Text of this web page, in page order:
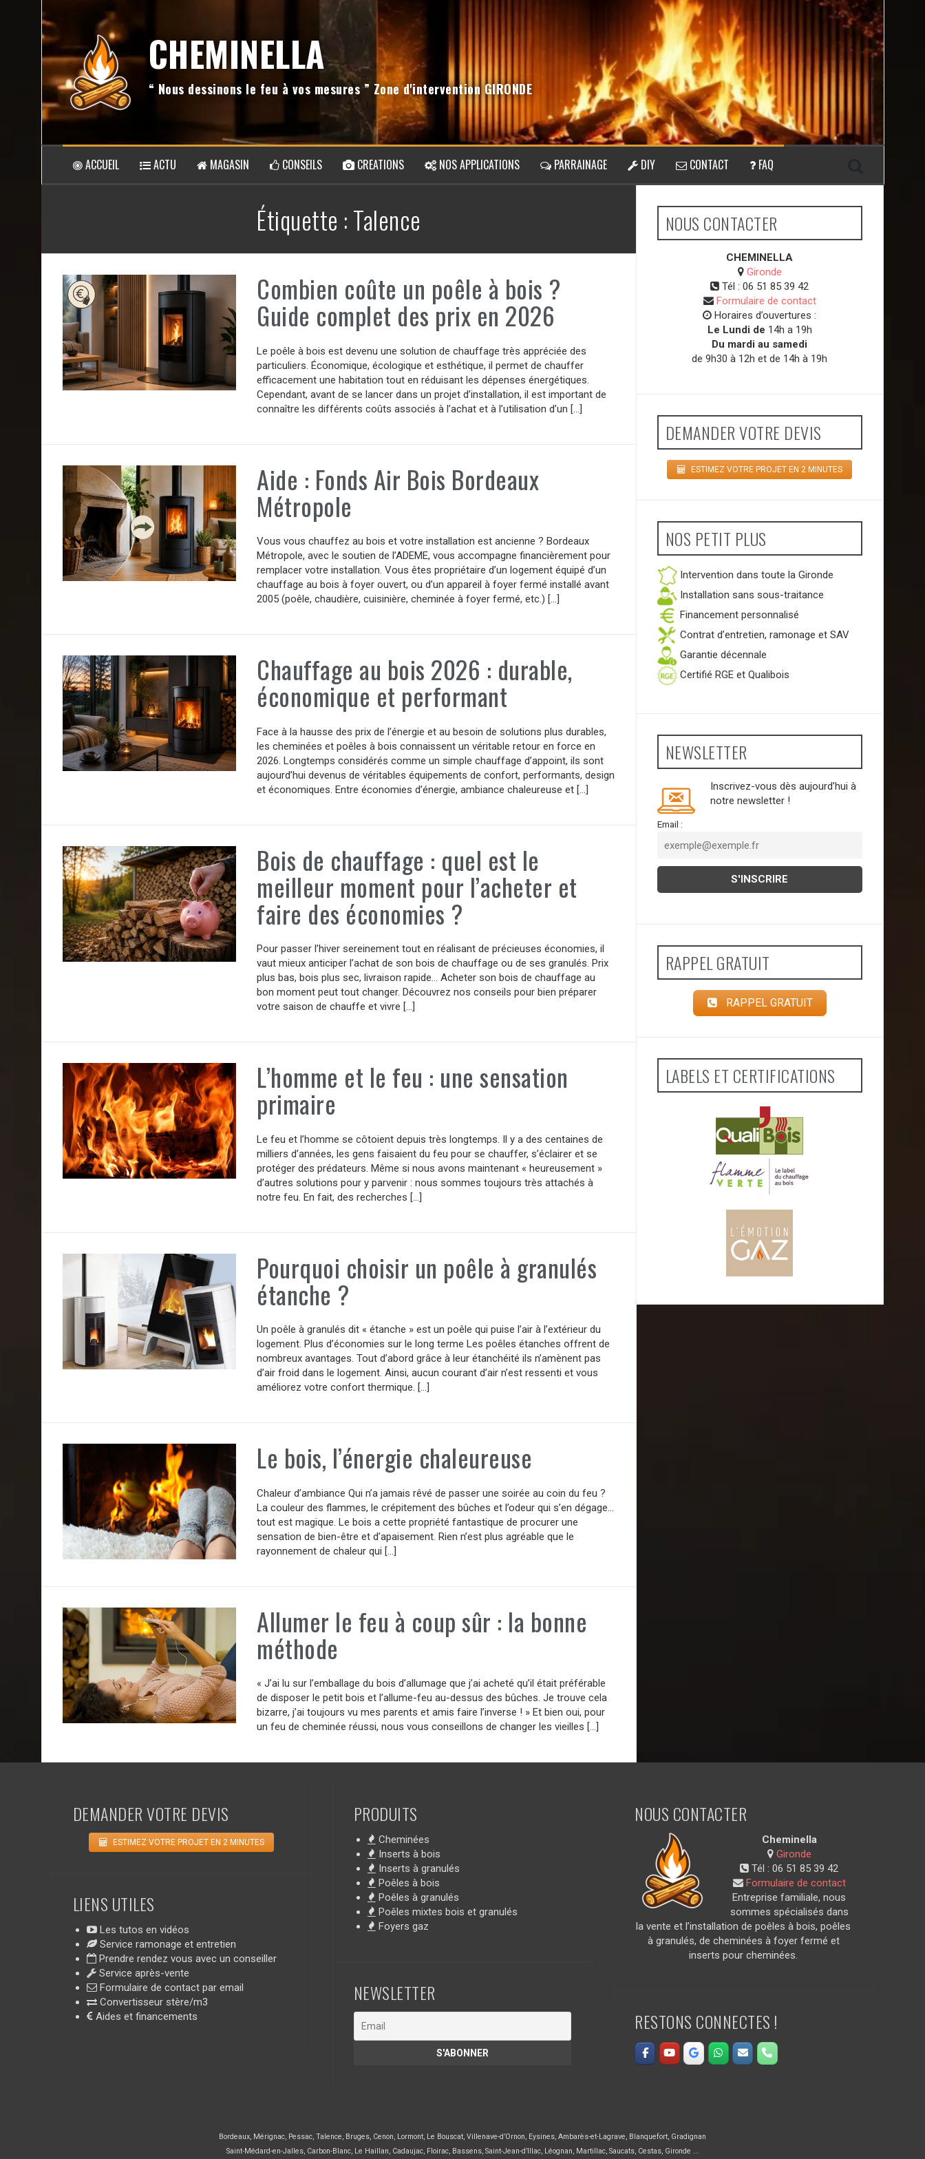
CHEMINELLA
“ Nous dessinons le feu à vos mesures ” Zone d'intervention GIRONDE
ACCUEIL ACTU MAGASIN CONSEILS CREATIONS NOS APPLICATIONS PARRAINAGE DIY CONTACT FAQ
Étiquette :Talence
Combien coûte un poêle à bois ?
Guide complet des prix en 2026
Le poêle à bois est devenu une solution de chauffage très appréciée des
particuliers. Économique, écologique et esthétique, il permet de chauffer
efficacement une habitation tout en réduisant les dépenses énergétiques.
Cependant, avant de se lancer dans un projet d’installation, il est important de
connaître les différents coûts associés à l’achat et à l’utilisation d’un […]
Aide : Fonds Air Bois Bordeaux
Métropole
Vous vous chauffez au bois et votre installation est ancienne ? Bordeaux
Métropole, avec le soutien de l’ADEME, vous accompagne financièrement pour
remplacer votre installation. Vous êtes propriétaire d’un logement équipé d’un
chauffage au bois à foyer ouvert, ou d’un appareil à foyer fermé installé avant
2005 (poêle, chaudière, cuisinière, cheminée à foyer fermé, etc.) […]
Chauffage au bois 2026 : durable,
économique et performant
Face à la hausse des prix de l’énergie et au besoin de solutions plus durables,
les cheminées et poêles à bois connaissent un véritable retour en force en
2026. Longtemps considérés comme un simple chauffage d’appoint, ils sont
aujourd’hui devenus de véritables équipements de confort, performants, design
et économiques. Entre économies d’énergie, ambiance chaleureuse et […]
Bois de chauffage : quel est le
meilleur moment pour l’acheter et
faire des économies ?
Pour passer l’hiver sereinement tout en réalisant de précieuses économies, il
vaut mieux anticiper l’achat de son bois de chauffage ou de ses granulés. Prix
plus bas, bois plus sec, livraison rapide… Acheter son bois de chauffage au
bon moment peut tout changer. Découvrez nos conseils pour bien préparer
votre saison de chauffe et vivre […]
L’homme et le feu : une sensation
primaire
Le feu et l’homme se côtoient depuis très longtemps. Il y a des centaines de
milliers d’années, les gens faisaient du feu pour se chauffer, s’éclairer et se
protéger des prédateurs. Même si nous avons maintenant « heureusement »
d’autres solutions pour y parvenir : nous sommes toujours très attachés à
notre feu. En fait, des recherches […]
Pourquoi choisir un poêle à granulés
étanche ?
Un poêle à granulés dit « étanche » est un poêle qui puise l’air à l’extérieur du
logement. Plus d’économies sur le long terme Les poêles étanches offrent de
nombreux avantages. Tout d’abord grâce à leur étanchéité ils n’amènent pas
d’air froid dans le logement. Ainsi, aucun courant d’air n’est ressenti et vous
améliorez votre confort thermique. […]
Le bois, l’énergie chaleureuse
Chaleur d’ambiance Qui n’a jamais rêvé de passer une soirée au coin du feu ?
La couleur des flammes, le crépitement des bûches et l’odeur qui s’en dégage…
tout est magique. Le bois a cette propriété fantastique de procurer une
sensation de bien-être et d’apaisement. Rien n’est plus agréable que le
rayonnement de chaleur qui […]
Allumer le feu à coup sûr : la bonne
méthode
« J’ai lu sur l’emballage du bois d’allumage que j’ai acheté qu’il était préférable
de disposer le petit bois et l’allume-feu au-dessus des bûches. Je trouve cela
bizarre, j’ai toujours vu mes parents et amis faire l’inverse ! » Et bien oui, pour
un feu de cheminée réussi, nous vous conseillons de changer les vieilles […]
NOUS CONTACTER
CHEMINELLA
Gironde
Tél : 06 51 85 39 42
Formulaire de contact
Horaires d’ouvertures :
Le Lundi de 14h a 19h
Du mardi au samedi
de 9h30 à 12h et de 14h à 19h
DEMANDER VOTRE DEVIS
ESTIMEZ VOTRE PROJET EN 2 MINUTES
NOS PETIT PLUS
Intervention dans toute la Gironde
Installation sans sous-traitance
Financement personnalisé
Contrat d’entretien, ramonage et SAV
Garantie décennale
Certifié RGE et Qualibois
NEWSLETTER
Inscrivez-vous dès aujourd’hui à
notre newsletter !
Email :
RAPPEL GRATUIT
RAPPEL GRATUIT
LABELS ET CERTIFICATIONS
DEMANDER VOTRE DEVIS
ESTIMEZ VOTRE PROJET EN 2 MINUTES
LIENS UTILES
Les tutos en vidéos
Service ramonage et entretien
Prendre rendez vous avec un conseiller
Service après-vente
Formulaire de contact par email
Convertisseur stère/m3
Aides et financements
PRODUITS
Cheminées
Inserts à bois
Inserts à granulés
Poêles à bois
Poêles à granulés
Poêles mixtes bois et granulés
Foyers gaz
NEWSLETTER
NOUS CONTACTER
Cheminella
Gironde
Tél :06 51 85 39 42
Formulaire de contact
Entreprise familiale, nous
sommes spécialisés dans
la vente et l’installation de poêles à bois, poêles
à granulés, de cheminées à foyer fermé et
inserts pour cheminées.
RESTONS CONNECTES !
Bordeaux, Mérignac, Pessac, Talence, Bruges, Cenon, Lormont, Le Bouscat, Villenave-d’Ornon, Eysines, Ambarès-et-Lagrave, Blanquefort, Gradignan
Saint-Médard-en-Jalles, Carbon-Blanc, Le Haillan, Cadaujac, Floirac, Bassens, Saint-Jean-d’Illac, Léognan, Martillac, Saucats, Cestas, Gironde ...